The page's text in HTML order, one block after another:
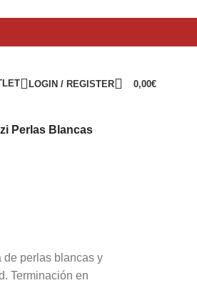
LOGIN / REGISTER 0,00€
Perlas Blancas
de perlas blancas y
Terminación en